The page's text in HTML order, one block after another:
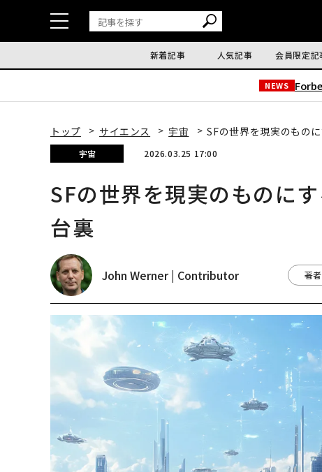
新着記事 人気記事 会員限定記
NEWS
トップ サイエンス 宇宙 SFの世界を現実のもの
宇宙 2026.03.25 17:00
SFの世界を現実のものに
台裏
John Werner | Contributor 著